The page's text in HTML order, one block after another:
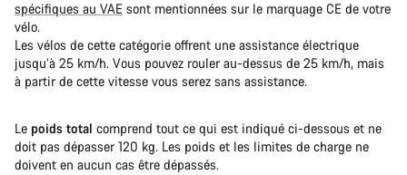
spécifiques au VAE sont mentionnées sur le marquage CE de votre
vélo.
Les vélos de cette catégorie offrent une assistance électrique
jusqu’à 25 km/h. Vous pouvez rouler au-dessus de 25 km/h, mais
à partir de cette vitesse vous serez sans assistance.
Le poids total comprend tout ce qui est indiqué ci-dessous et ne
doit pas dépasser 120 kg. Les poids et les limites de charge ne
doivent en aucun cas être dépassés.